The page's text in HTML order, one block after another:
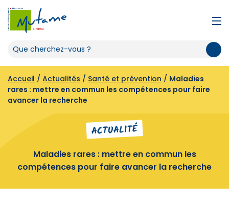
Accueil / Actualités / Santé et prévention / Maladies
rares : mettre en commun les compétences pour faire
avancer la recherche
ACTUALITÉ
Maladies rares : mettre en commun les
compétences pour faire avancer la recherche